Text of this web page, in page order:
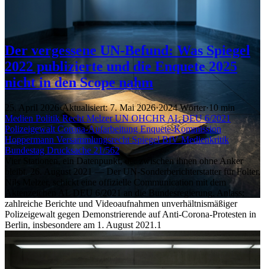
Der vergessene UN-Befund: Was Spiegel
2022 publizierte und die Enquete 2025
nicht in den Scope nahm
25. April 2026·Aktualisiert: 7. Mai 2026·2024 Wörter·10 min
Medien PolitikRechtMelzerUNOHCHR AL DEU 6/2021
Polizeigewalt Corona-AufarbeitungEnquete-Kommission
Hoppermann Versammlungsrecht SpiegelBfVMedienkritik
Bundestag Drucksache 21/562
Vier Stationen, ein Datenpunkt, der zwischen ihnen ohne Anker
bleibt. 26. August 2021 — Der UN-Sonderberichterstatter für Folter,
Nils Melzer, schickt eine offizielle Communication mit dem
Aktenzeichen AL DEU 6/2021 an die Bundesregierung. Anlass:
zahlreiche Berichte und Videoaufnahmen unverhältnismäßiger
Polizeigewalt gegen Demonstrierende auf Anti-Corona-Protesten in
Berlin, insbesondere am 1. August 2021.1